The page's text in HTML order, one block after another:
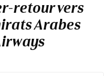
retour vers
Arabes